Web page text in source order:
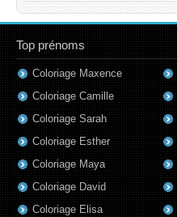
Top prénoms
Coloriage Maxence
Coloriage Camille
Coloriage Sarah
Coloriage Esther
Coloriage Maya
Coloriage David
Coloriage Elisa